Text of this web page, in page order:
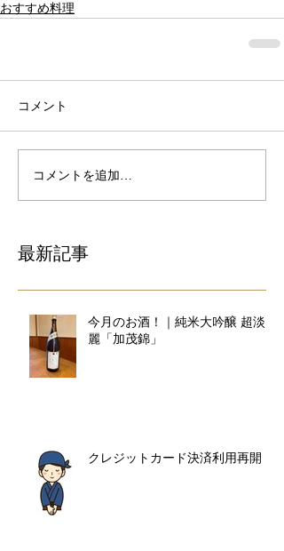
おすすめ料理
コメント
コメントを追加…
最新記事
今月のお酒！｜純米大吟醸 超淡
麗「加茂錦」
クレジットカード決済利用再開